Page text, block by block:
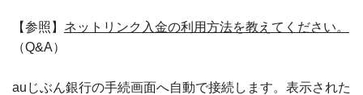
【参照】 ネットリンク入金の利用方法を教えてください。
（Q&A）
auじぶん銀行の手続画面へ自動で接続します。表示された